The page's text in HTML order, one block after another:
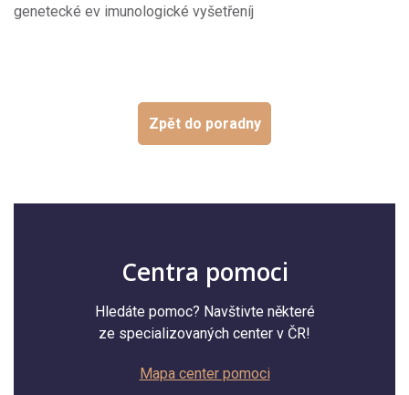
genetecké ev imunologické vyšetřeníj
Zpět do poradny
Centra pomoci
Hledáte pomoc? Navštivte některé
ze specializovaných center v ČR!
Mapa center pomoci